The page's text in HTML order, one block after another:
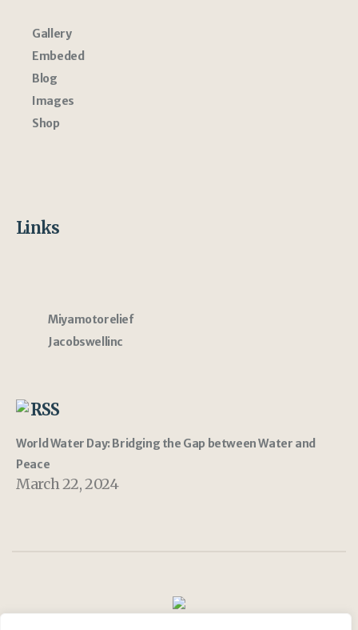
Gallery
Embeded
Blog
Images
Shop
Links
Miyamotorelief
Jacobswellinc
RSS
World Water Day: Bridging the Gap between Water and
Peace
March 22, 2024